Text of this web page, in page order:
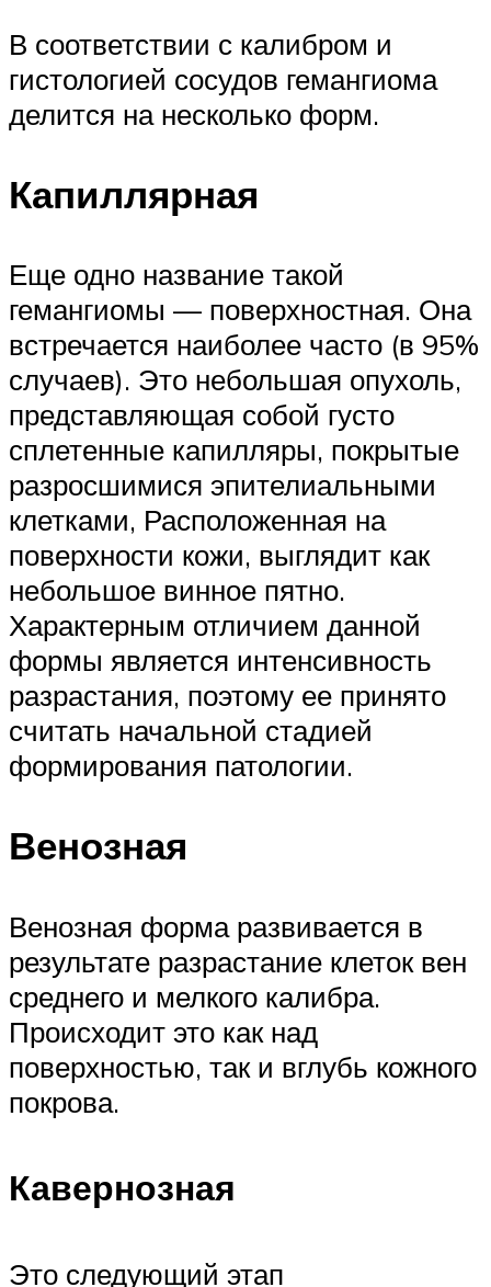
В соответствии с калибром и
гистологией сосудов гемангиома
делится на несколько форм.
Капиллярная
Еще одно название такой
гемангиомы — поверхностная. Она
встречается наиболее часто (в 95%
случаев). Это небольшая опухоль,
представляющая собой густо
сплетенные капилляры, покрытые
разросшимися эпителиальными
клетками, Расположенная на
поверхности кожи, выглядит как
небольшое винное пятно.
Характерным отличием данной
формы является интенсивность
разрастания, поэтому ее принято
считать начальной стадией
формирования патологии.
Венозная
Венозная форма развивается в
результате разрастание клеток вен
среднего и мелкого калибра.
Происходит это как над
поверхностью, так и вглубь кожного
покрова.
Кавернозная
Это следующий этап